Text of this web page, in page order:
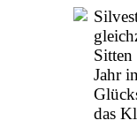
Jahr
das